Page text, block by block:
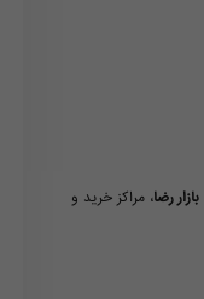
بازار رضا، مراکز خرید و